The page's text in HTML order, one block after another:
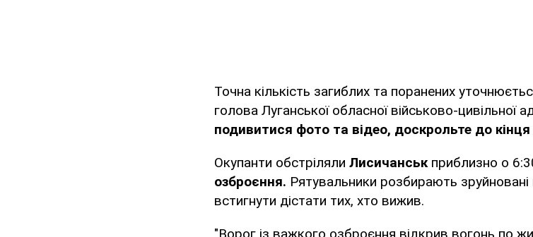
Точна кількість загиблих та поранених
голова Луганської обласної військово-цивільної
подивитися фото та відео, доскрольте до кінця
Окупанти обстріляли Лисичанськприблизно о
озброєння. Рятувальники розбирають зруйновані
встигнути дістати тих, хто вижив.